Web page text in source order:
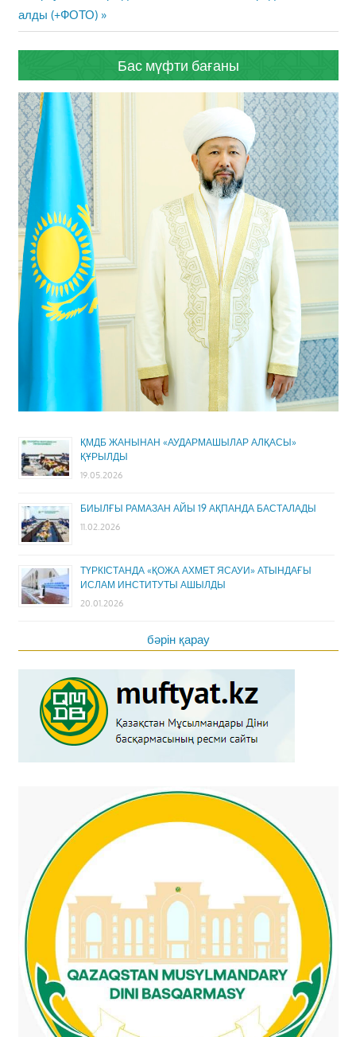
Post:
алды (+ФОТО)
Бас мүфти бағаны
ҚМДБ ЖАНЫНАН «АУДАРМАШЫЛАР АЛҚАСЫ»
ҚҰРЫЛДЫ
19.05.2026
БИЫЛҒЫ РАМАЗАН АЙЫ 19 АҚПАНДА БАСТАЛАДЫ
11.02.2026
ТҮРКІСТАНДА «ҚОЖА АХМЕТ ЯСАУИ» АТЫНДАҒЫ
ИСЛАМ ИНСТИТУТЫ АШЫЛДЫ
20.01.2026
бәрін қарау